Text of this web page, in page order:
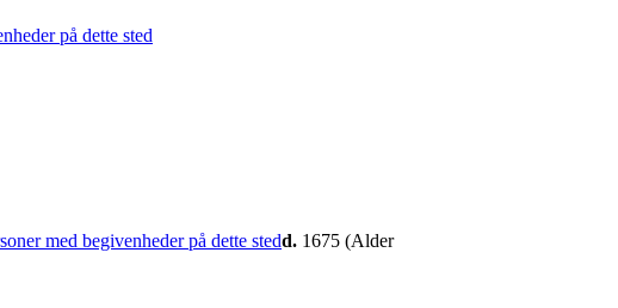
d. 1675 (Alder